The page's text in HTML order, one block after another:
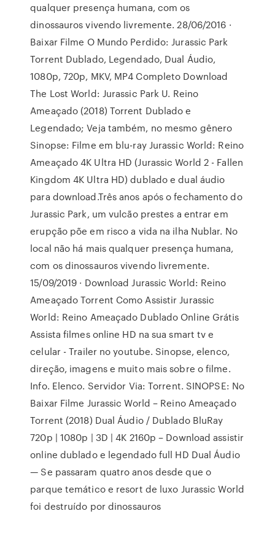
qualquer presença humana, com os
dinossauros vivendo livremente. 28/06/2016 ·
Baixar Filme O Mundo Perdido: Jurassic Park
Torrent Dublado, Legendado, Dual Áudio,
1080p, 720p, MKV, MP4 Completo Download
The Lost World: Jurassic Park U. Reino
Ameaçado (2018) Torrent Dublado e
Legendado; Veja também, no mesmo gênero
Sinopse: Filme em blu-ray Jurassic World: Reino
Ameaçado 4K Ultra HD (Jurassic World 2 - Fallen
Kingdom 4K Ultra HD) dublado e dual áudio
para download.Três anos após o fechamento do
Jurassic Park, um vulcão prestes a entrar em
erupção põe em risco a vida na ilha Nublar. No
local não há mais qualquer presença humana,
com os dinossauros vivendo livremente.
15/09/2019 · Download Jurassic World: Reino
Ameaçado Torrent Como Assistir Jurassic
World: Reino Ameaçado Dublado Online Grátis
Assista filmes online HD na sua smart tv e
celular - Trailer no youtube. Sinopse, elenco,
direção, imagens e muito mais sobre o filme.
Info. Elenco. Servidor Via: Torrent. SINOPSE: No
Baixar Filme Jurassic World – Reino Ameaçado
Torrent (2018) Dual Áudio / Dublado BluRay
720p | 1080p | 3D | 4K 2160p – Download assistir
online dublado e legendado full HD Dual Áudio
— Se passaram quatro anos desde que o
parque temático e resort de luxo Jurassic World
foi destruído por dinossauros